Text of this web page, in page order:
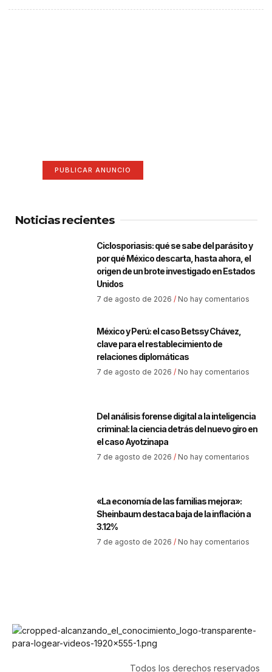
PUBLICAR ANUNCIO
Noticias recientes
Ciclosporiasis: qué se sabe del parásito y
por qué México descarta, hasta ahora, el
origen de un brote investigado en Estados
Unidos
7 de agosto de 2026 No hay comentarios
México y Perú: el caso Betssy Chávez,
clave para el restablecimiento de
relaciones diplomáticas
7 de agosto de 2026 No hay comentarios
Del análisis forense digital a la inteligencia
criminal: la ciencia detrás del nuevo giro en
el caso Ayotzinapa
7 de agosto de 2026 No hay comentarios
«La economía de las familias mejora»:
Sheinbaum destaca baja de la inflación a
3.12%
7 de agosto de 2026 No hay comentarios
Todos los derechos reservados